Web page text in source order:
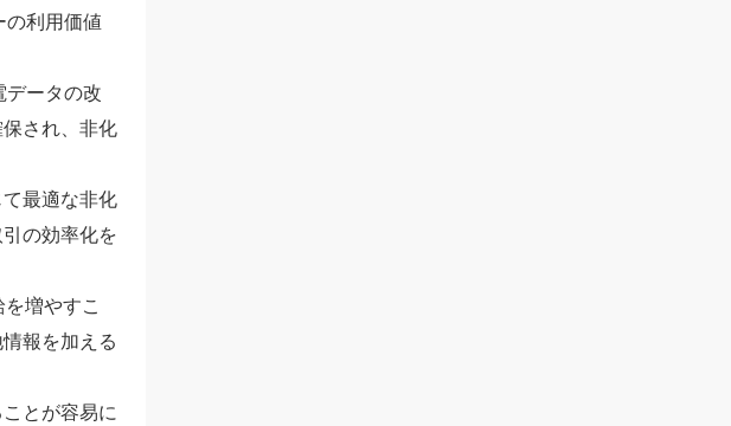
利用価値
ータの改
され、非化
最適な非化
の効率化を
増やすこ
報を加える
とが容易に